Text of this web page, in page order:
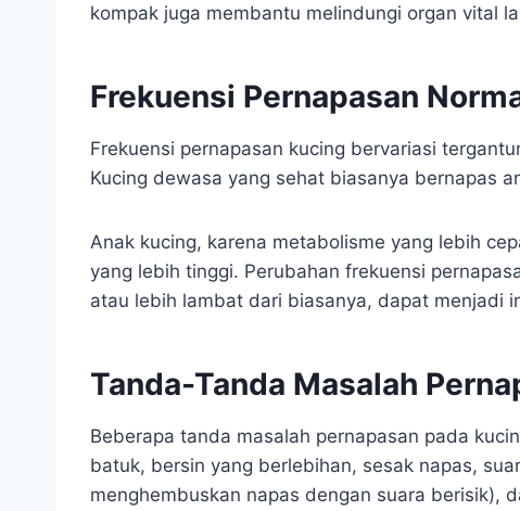
kompak juga membantu melindungi organ vital
Frekuensi Pernapasan
Frekuensi pernapasan kucing bervariasi
Kucing dewasa yang sehat biasanya bernapas
Anak kucing, karena metabolisme yang lebih
yang lebih tinggi. Perubahan frekuensi
atau lebih lambat dari biasanya, dapat menjadi
Tanda-Tanda Masalah
Beberapa tanda masalah pernapasan pada
batuk, bersin yang berlebihan, sesak napas,
menghembuskan napas dengan suara berisik),